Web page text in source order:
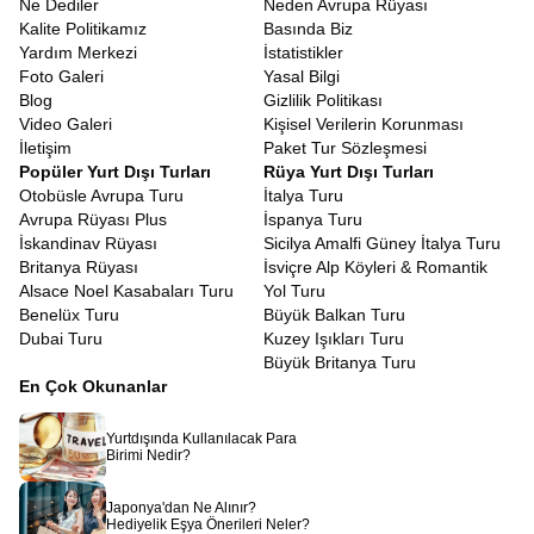
olmalıdır. Konsoloslukların talep ettiği belgelerin eksiksiz
hazırlanması konusunda verdiğimiz rehberlik sayesinde, siz
sadece bavulunuzu hazırlamaya odaklanabilirsiniz.
Avrupa’nın sınırlarını kaldıran o sihirli belgeye sahip olmak, bu
turun anahtarıdır. Geçerli bir
Schengen Vizesi Polonya
Danimarka Turu
için gerekli olan tek giriş belgesidir. Tek bir vize
ile birden fazla ülkeyi, sınır kapılarında beklemeden, özgürce
gezebilmek Schengen anlaşmasının gezginlere sunduğu en
büyük lütuftur. Polonya’dan Danimarka’ya geçerken pasaport
kontrolüyle vakit kaybetmeden, sanki şehir değiştiriyormuşcasına
ülke değiştirmek seyahat konforunu maksimize eder. Eğer
pasaportunuzda geçerli birçok girişli Schengen vizeniz varsa, bu
tura katılmak için ekstra bir işlem yapmanıza gerek kalmaz. İlk
kez başvuracaklar için ise Polonya veya Danimarka
konsolosluklarından alınacak vize, daha sonraki Avrupa
seyahatleriniz için de güçlü bir referans olacaktır.
Almanya Polonya Turu 7 Gece Konaklamalı
Bütçe dostu seyahat, kaliteden ödün vermek anlamına gelmez.
Uygun Polonya Danimarka Turu arayışında olanlar için
oluşturduğumuz rotalar, maliyetleri optimize ederken deneyimi
zenginleştirmeyi hedefler.
indirimleri ve taksit seçenekleri ile Avrupa’yı gezmek hayal
Ne Dediler
Kalite Politikamız
Yardım Merkezi
Foto Galeri
Blog
Video Galeri
İletişim
Neden Avrupa Rüyası
Basında Biz
İstatistikler
Yasal Bilgi
Gizlilik Politikası
Kişisel Verilerin Korunması
Paket Tur Sözleşmesi
Popüler Yurt Dışı Turları
Otobüsle Avrupa Turu
Avrupa Rüyası Plus
İskandinav Rüyası
Britanya Rüyası
Alsace Noel Kasabaları Turu
Benelüx Turu
Dubai Turu
Rüya Yurt Dışı Turları
İtalya Turu
İspanya Turu
Sicilya Amalfi Güney İtalya Turu
İsviçre Alp Köyleri & Romantik
Yol Turu
Büyük Balkan Turu
Kuzey Işıkları Turu
Büyük Britanya Turu
En Çok Okunanlar
Yurtdışında Kullanılacak Para
Birimi Nedir?
Japonya'dan Ne Alınır?
Hediyelik Eşya Önerileri Neler?